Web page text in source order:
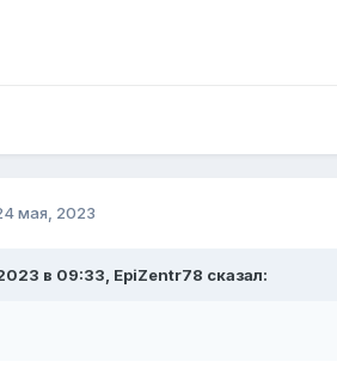
мая, 2023
в 09:33, EpiZentr78 сказал: